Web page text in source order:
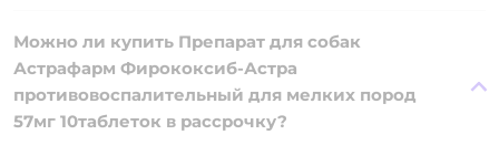
Можно ли купить Препарат для собак
Астрафарм Фирококсиб-Астра
противовоспалительный для мелких пород
57мг 10таблеток в рассрочку?